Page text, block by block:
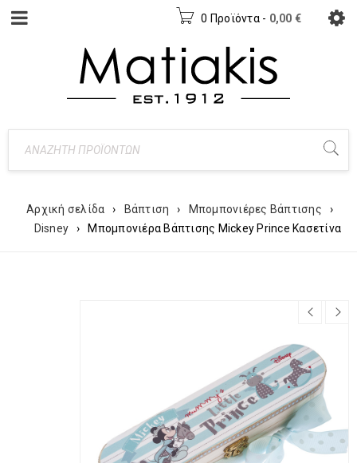
0 Προϊόντα - 0,00 €
Αρχική σελίδα › Βάπτιση › Μπομπονιέρες Βάπτισης
›
Disney
› Μπομπονιέρα Βάπτισης Mickey Prince Κασετίνα